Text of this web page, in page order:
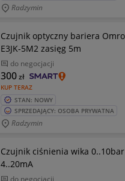
Radzymin
Czujnik optyczny bariera
E3JK-5M2 zasięg 5m
do negocjacji
KUP TERAZ
300zł
STAN: NOWY
SPRZEDAJĄCY: OSOBA PRYWATNA
Radzymin
Czujnik ciśnienia wika 0..10bar
4..20mA
do negocjacji